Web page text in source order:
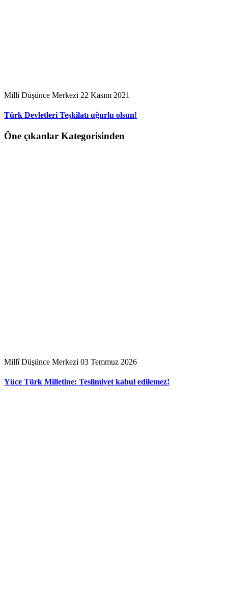
Milli Düşünce Merkezi 22 Kasım 2021
Türk Devletleri Teşkilatı uğurlu olsun!
Öne çıkanlar Kategorisinden
Millî Düşünce Merkezi 03 Temmuz 2026
Yüce Türk Milletine: Teslimiyet kabul edilemez!